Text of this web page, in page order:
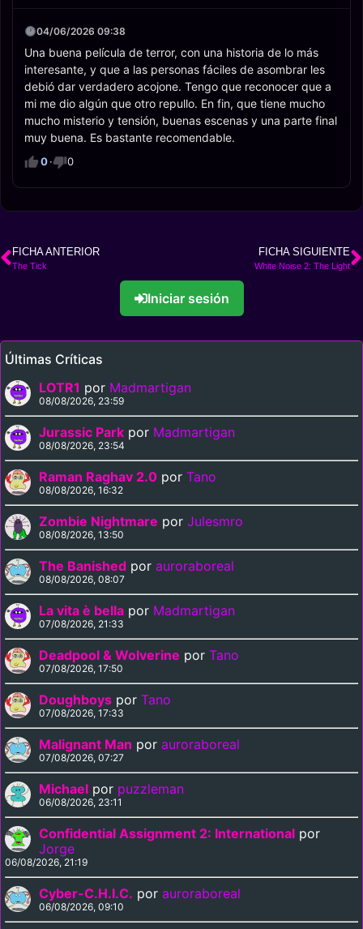
04/06/2026 09:38
Una buena película de terror, con una historia de lo más
interesante, y que a las personas fáciles de asombrar les
debió dar verdadero acojone. Tengo que reconocer que a
mi me dio algún que otro repullo. En fin, que tiene mucho
mucho misterio y tensión, buenas escenas y una parte final
muy buena. Es bastante recomendable.
0· 0
FICHA ANTERIOR
The Tick
FICHA SIGUIENTE
White Noise 2: The Light
Iniciar sesión
Últimas Críticas
LOTR1 por Madmartigan
08/08/2026, 23:59
Jurassic Park por Madmartigan
08/08/2026, 23:54
Raman Raghav 2.0 por Tano
08/08/2026, 16:32
Zombie Nightmare por Julesmro
08/08/2026, 13:50
The Banished por auroraboreal
08/08/2026, 08:07
La vita è bella por Madmartigan
07/08/2026, 21:33
Deadpool & Wolverine por Tano
07/08/2026, 17:50
Doughboys por Tano
07/08/2026, 17:33
Malignant Man por auroraboreal
07/08/2026, 07:27
Michael por puzzleman
06/08/2026, 23:11
Confidential Assignment 2: International por
Jorge
06/08/2026, 21:19
Cyber-C.H.I.C. por auroraboreal
06/08/2026, 09:10